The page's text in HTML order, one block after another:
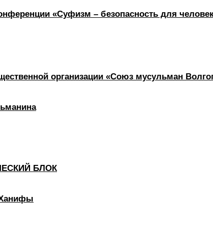
«Суфизм – безопасность для
организации «Союз мусульман
БЛОК